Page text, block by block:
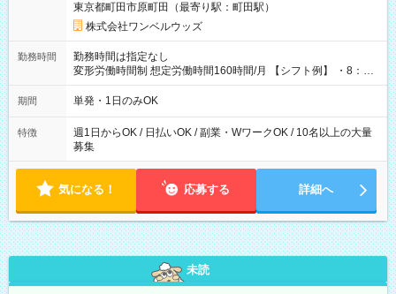
東京都町田市原町田（最寄り駅：町田駅）
株式会社ワンベルウッズ
勤務時間
勤務時間は指定なし
変形労働時間制 想定労働時間160時間/月 【シフト例】 ・8：00
～21：00
期間 単発・1日のみOK
特徴
週1日からOK / 日払いOK / 副業・WワークOK / 10名以上の大量
募集
気になる！ 応募する 詳細へ
未読